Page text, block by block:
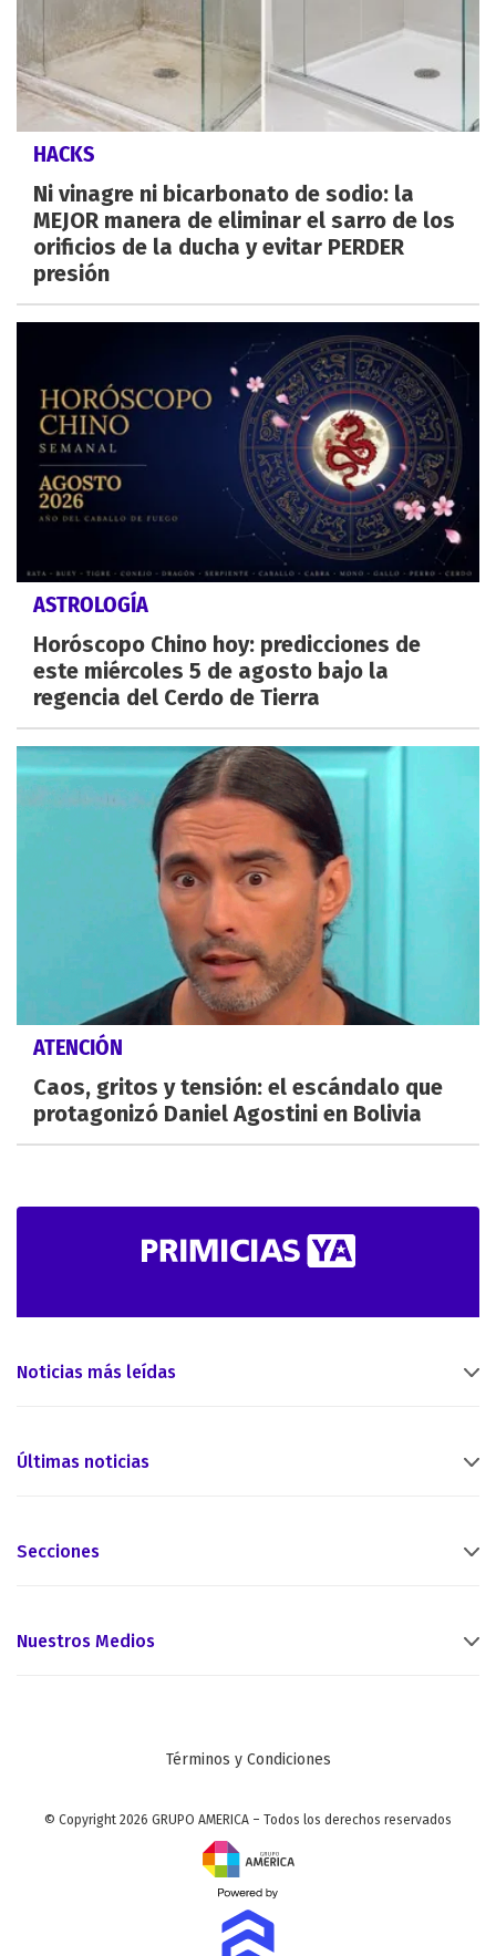
HACKS
Ni vinagre ni bicarbonato de sodio: la
MEJOR manera de eliminar el sarro de los
orificios de la ducha y evitar PERDER
presión
ASTROLOGÍA
Horóscopo Chino hoy: predicciones de
este miércoles 5 de agosto bajo la
regencia del Cerdo de Tierra
ATENCIÓN
Caos, gritos y tensión: el escándalo que
protagonizó Daniel Agostini en Bolivia
Noticias más leídas
Últimas noticias
Secciones
Nuestros Medios
Términos y Condiciones
© Copyright 2026 GRUPO AMERICA – Todos los derechos reservados